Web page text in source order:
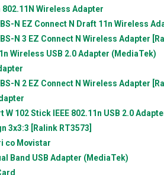
Wireless Adapter
N EZ Connect N Draft 11n Wireless
N 3 EZ Connect N Wireless Adapter
Wireless USB 2.0 Adapter (MediaTek)
N 2 EZ Connect N Wireless Adapter
W 102 Stick IEEE 802.11n USB 2.0
3x3:3 [Ralink RT3573]
co Movistar
Band USB Adapter (MediaTek)